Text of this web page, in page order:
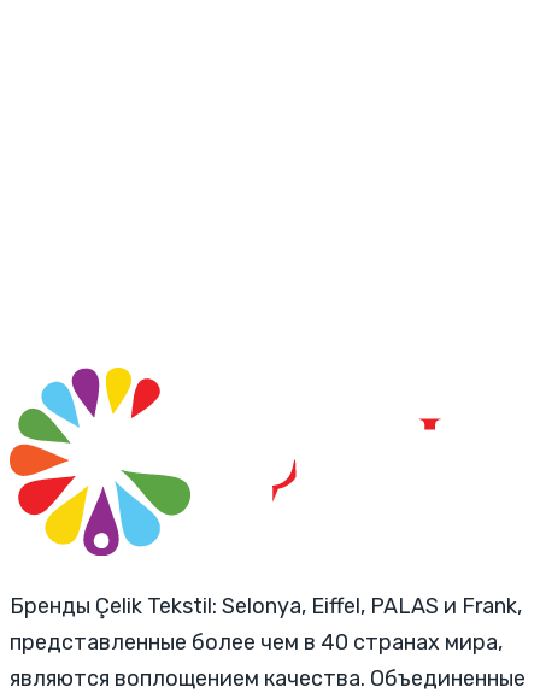
Бренды Çelik Tekstil: Selonya, Eiffel, PALAS и Frank,
представленные более чем в 40 странах мира,
являются воплощением качества. Объединенные